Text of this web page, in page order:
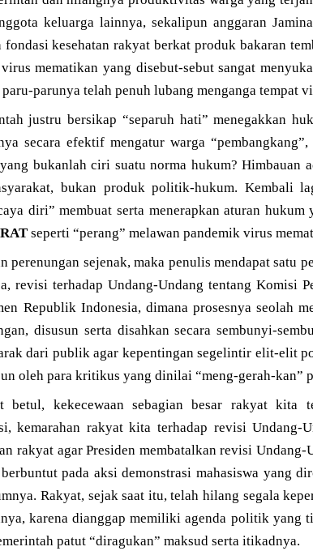
keluarga lainnya, sekalipun anggaran
kesehatan rakyat berkat produk bakaran
mematikan yang disebut-sebut sangat
parunya telah penuh lubang menganga tempat
justru bersikap “separuh hati” menegakkan
secara efektif mengatur warga
bukanlah ciri suatu norma hukum? Himbauan
bukan produk politik-hukum. Kembali
diri” membuat serta menerapkan aturan hukum
seperti “perang” melawan pandemik virus
perenungan sejenak, maka penulis mendapat satu
revisi terhadap Undang-Undang tentang Komisi
Republik Indonesia, dimana prosesnya seolah
disusun serta disahkan secara sembunyi-
dari publik agar kepentingan segelintir elit-elit
oleh para kritikus yang dinilai “meng-gerah-kan”
betul, kekecewaan sebagian besar rakyat kita
kemarahan rakyat kita terhadap revisi Undang-
rakyat agar Presiden membatalkan revisi
pada aksi demonstrasi mahasiswa yang
Rakyat, sejak saat itu, telah hilang segala
karena dianggap memiliki agenda politik yang
patut “diragukan” maksud serta itikadnya.